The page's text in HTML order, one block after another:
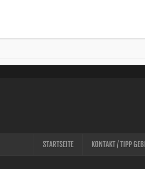
STARTSEITE KONTAKT / TIPP